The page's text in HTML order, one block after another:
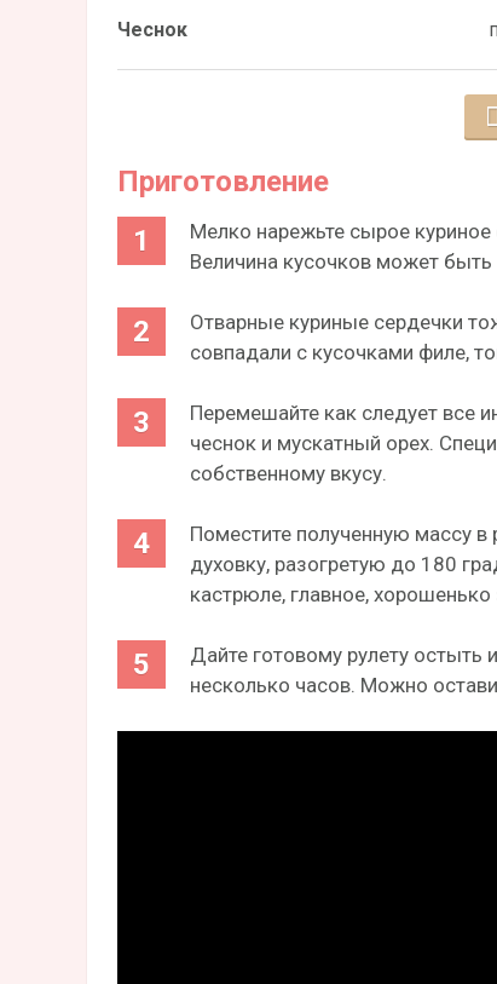
Чеснок
Приготовление
Мелко нарежьте сырое
Величина кусочков может быть
Отварные куриные сердечки
совпадали с кусочками филе,
Перемешайте как следует все
чеснок и мускатный орех.
собственному вкусу.
Поместите полученную массу в
духовку, разогретую до 180
кастрюле, главное, хорошенько
Дайте готовому рулету остыть
несколько часов. Можно